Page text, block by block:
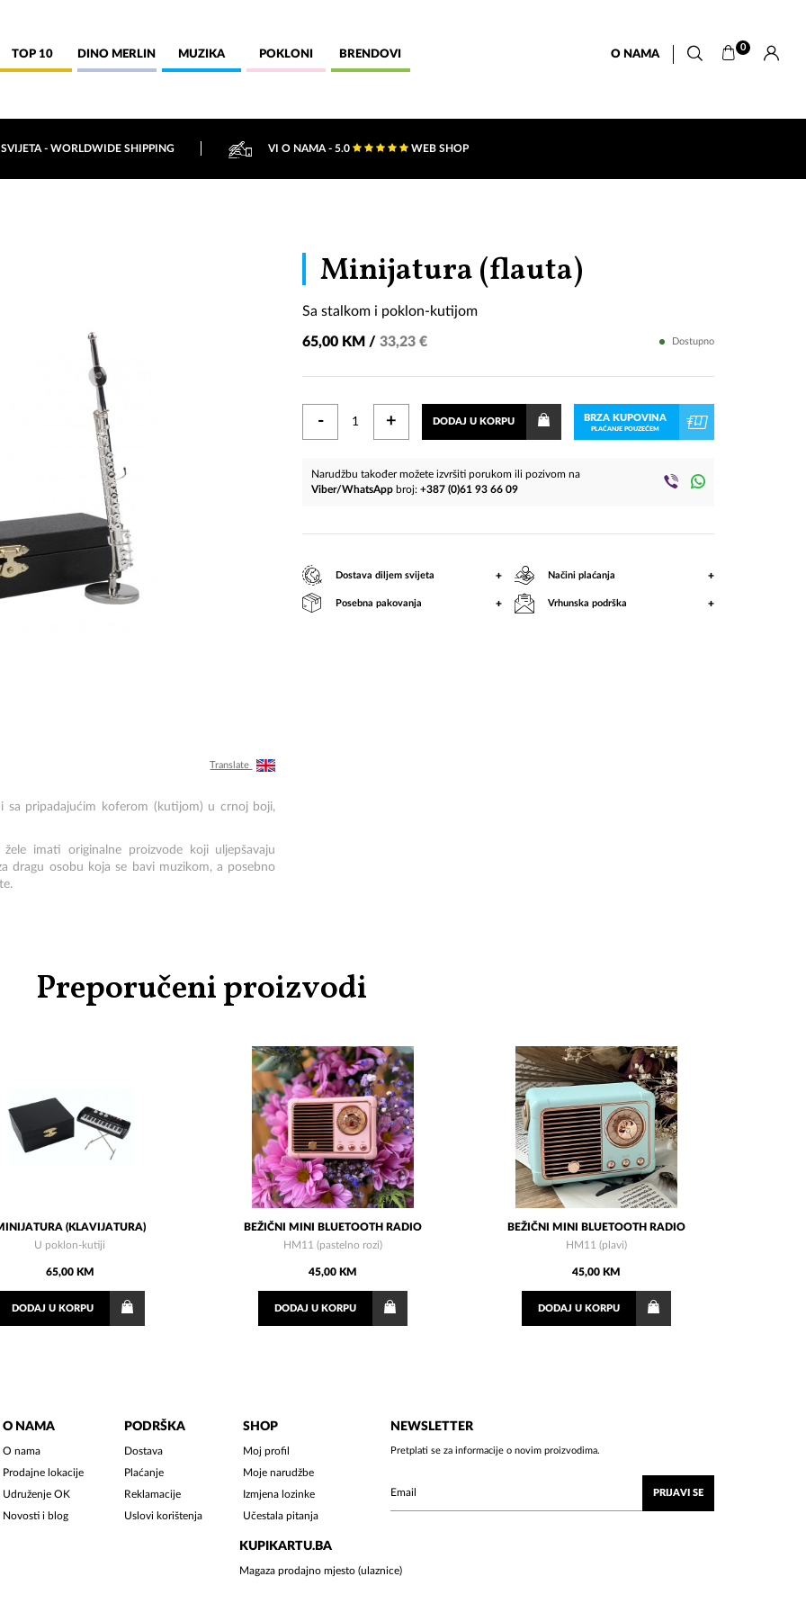
TOP 10 DINO MERLIN MUZIKA POKLONI BRENDOVI O NAMA
0
- WORLDWIDE SHIPPING VI O NAMA - 5.0 WEB SHOP
Translate
pripadajućim koferom (kutijom) u crnoj boji,
imati originalne proizvode koji uljepšavaju
dragu osobu koja se bavi muzikom, a posebno
Minijatura (flauta)
poklon-
kutijom
Sa stalkom i poklon-kutijom
65,00 KM /33,23 € Dostupno
- + DODAJ U KORPU BRZA KUPOVINA
PLAĆANJE POUZEĆEM
Narudžbu također možete izvršiti porukom ili pozivom na
Viber/WhatsApp broj:+387 (0)61 93 66 09
Dostava diljem svijeta + Načini plaćanja +
Posebna pakovanja + Vrhunska podrška +
Preporučeni proizvodi
(KLAVIJATURA)
U poklon-kutiji
65,00 KM
DODAJU KORPU
BEŽIČNI MINI BLUETOOTH RADIO
HM11 (pastelno rozi)
45,00 KM
DODAJ U KORPU
BEŽIČNI MINI BLUETOOTH RADIO
HM11 (plavi)
45,00 KM
DODAJU KORPU
O NAMA
O nama
Prodajne lokacije
Udruženje OK
Novosti i blog
PODRŠKA
Dostava
Plaćanje
Reklamacije
Uslovi korištenja
SHOP
Moj profil
Moje narudžbe
Izmjena lozinke
Učestala pitanja
KUPIKARTU.BA
Magaza prodajno mjesto (ulaznice)
NEWSLETTER
Pretplati se za informacije o novim proizvodima.
PRIJAVI SE